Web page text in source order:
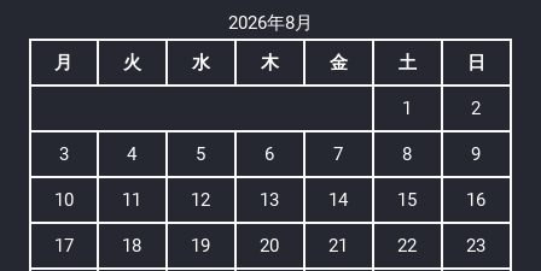
2026年8月
月
火 水 木 金 土 日
1 2
3 4 5 6 7 8 9
10 11 12 13 14 15 16
17 18 19 20 21 22 23